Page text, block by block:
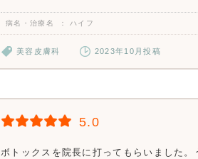
病名・治療名 ハイフ
美容皮膚科 2023年10月投稿
5.0
ボトックスを院長に打ってもらいました